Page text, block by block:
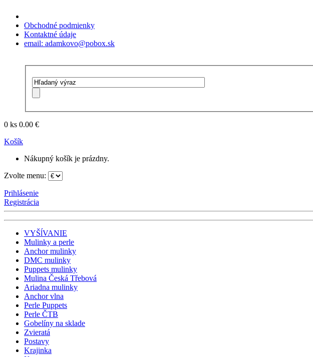
Obchodné podmienky
Kontaktné údaje
email: adamkovo@pobox.sk
0 ks 0.00 €
Košík
Nákupný košík je prázdny.
Zvolte menu:
Prihlásenie
Registrácia
VYŠĺVANIE
Mulinky a perle
Anchor mulinky
DMC mulinky
Puppets mulinky
Mulina Česká Třebová
Ariadna mulinky
Anchor vlna
Perle Puppets
Perle ČTB
Gobelíny na sklade
Zvieratá
Postavy
Krajinka